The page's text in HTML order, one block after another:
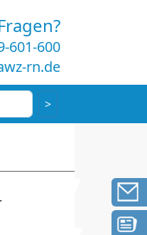
601-600
rn.de